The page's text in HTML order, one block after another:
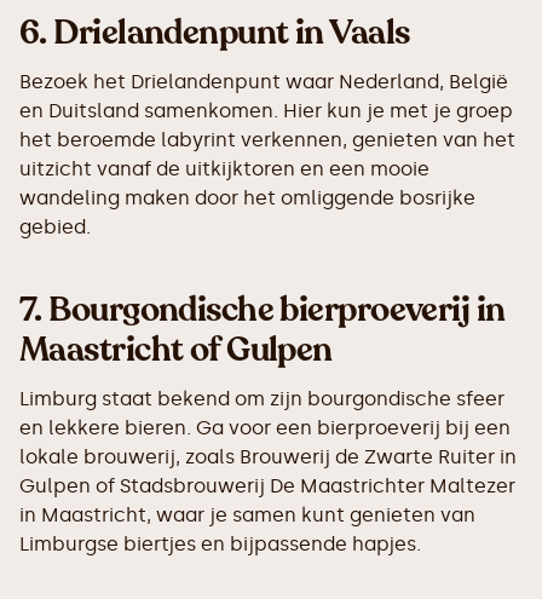
6.Drielandenpunt in Vaals
Bezoek het Drielandenpunt waar Nederland, België
en Duitsland samenkomen. Hier kun je met je groep
het beroemde labyrint verkennen, genieten van het
uitzicht vanaf de uitkijktoren en een mooie
wandeling maken door het omliggende bosrijke
gebied.
7.Bourgondische bierproeverij in
Maastricht of Gulpen
Limburg staat bekend om zijn bourgondische sfeer
en lekkere bieren. Ga voor een bierproeverij bij een
lokale brouwerij, zoals Brouwerij de Zwarte Ruiter in
Gulpen of Stadsbrouwerij De Maastrichter Maltezer
in Maastricht, waar je samen kunt genieten van
Limburgse biertjes en bijpassende hapjes.